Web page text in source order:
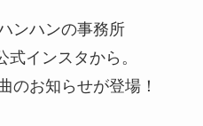
ンハンの事務所
式インスタから。
のお知らせが登場！